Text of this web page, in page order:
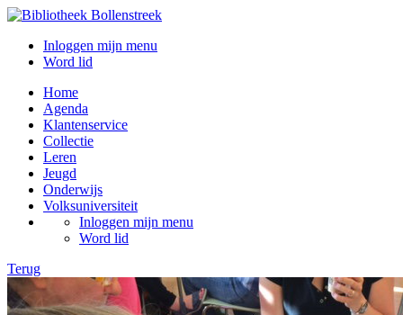
Inloggen mijn menu
Word lid
Home
Agenda
Klantenservice
Collectie
Leren
Jeugd
Onderwijs
Volksuniversiteit
Inloggen mijn menu
Word lid
Terug